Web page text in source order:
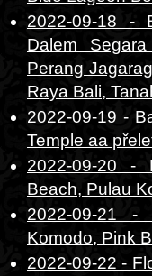
2022-09-18 -
Dalem
Perang
Raya Bali,
2022-09-19 -
Temple aa
2022-09-20 -
Beach, Pulau
2022-09-21 -
Komodo, Pink
2022-09-22 -